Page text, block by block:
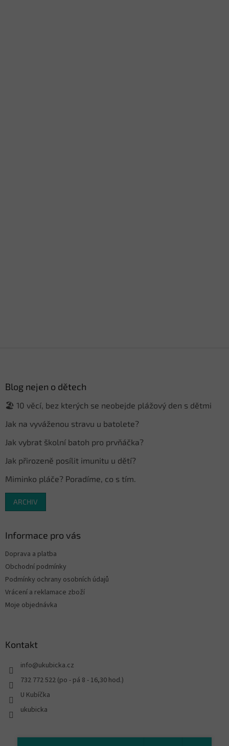
Blog nejen o dětech
🏖️ 10 věcí, bez kterých se neobejde plážový den s dětmi
Jak na vyváženou stravu u batolete?
Jak vybrat školní batoh pro prvňáčka?
Jak přirozeně posílit imunitu u dětí?
Miminko pláče? Poradíme, co s tím.
ARCHIV
Informace pro vás
Doprava a platba
Obchodní podmínky
Podmínky ochrany osobních údajů
Vrácení a reklamace zboží
Moje objednávka
Kontakt
info@ukubicka.cz
732 772 522 (po - pá 8 - 16,30 hod.)
U Kubíčka
ukubicka